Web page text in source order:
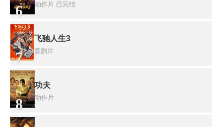
6 动作片 已完结
7
飞驰人生3
喜剧片
8
功夫
动作片